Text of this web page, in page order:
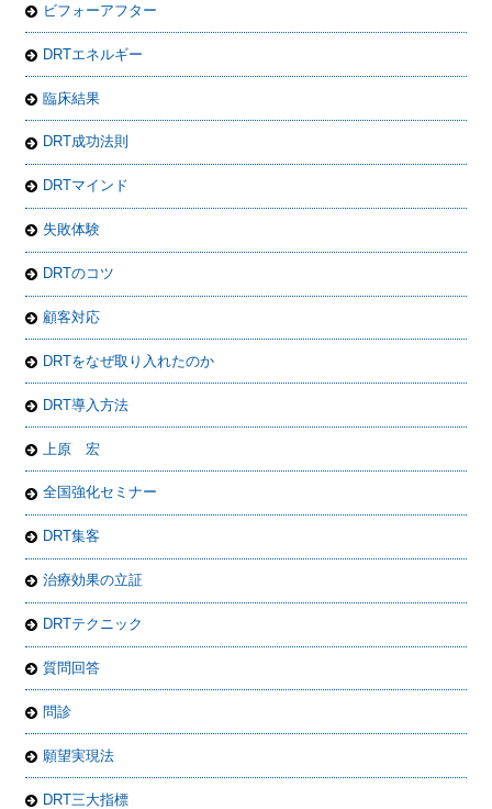
ビフォーアフター
DRTエネルギー
臨床結果
DRT成功法則
DRTマインド
失敗体験
DRTのコツ
顧客対応
DRTをなぜ取り入れたのか
DRT導入方法
上原 宏
全国強化セミナー
DRT集客
治療効果の立証
DRTテクニック
質問回答
問診
願望実現法
DRT三大指標